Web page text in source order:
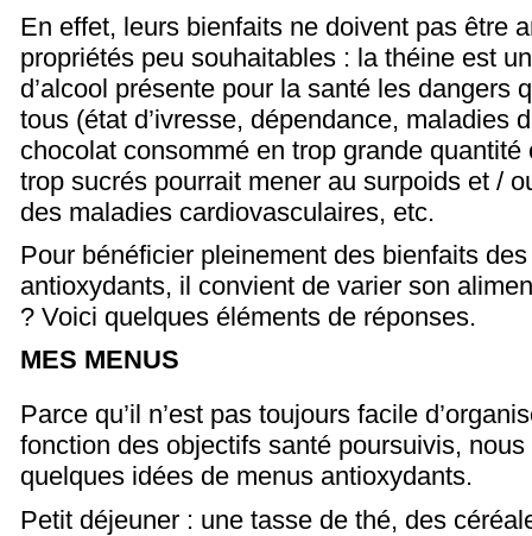
En effet, leurs bienfaits ne doivent pas être
propriétés peu souhaitables : la théine est
d’alcool présente pour la santé les dangers
tous (état d’ivresse, dépendance, maladies
chocolat consommé en trop grande
trop sucrés pourrait mener au surpoids et /
des maladies cardiovasculaires, etc.
Pour bénéficier pleinement des bienfaits
antioxydants, il convient de varier son
? Voici quelques éléments de réponses.
MES MENUS
Parce qu’il n’est pas toujours facile
fonction des objectifs santé poursuivis,
quelques idées de menus antioxydants.
Petit déjeuner : une tasse de thé, des